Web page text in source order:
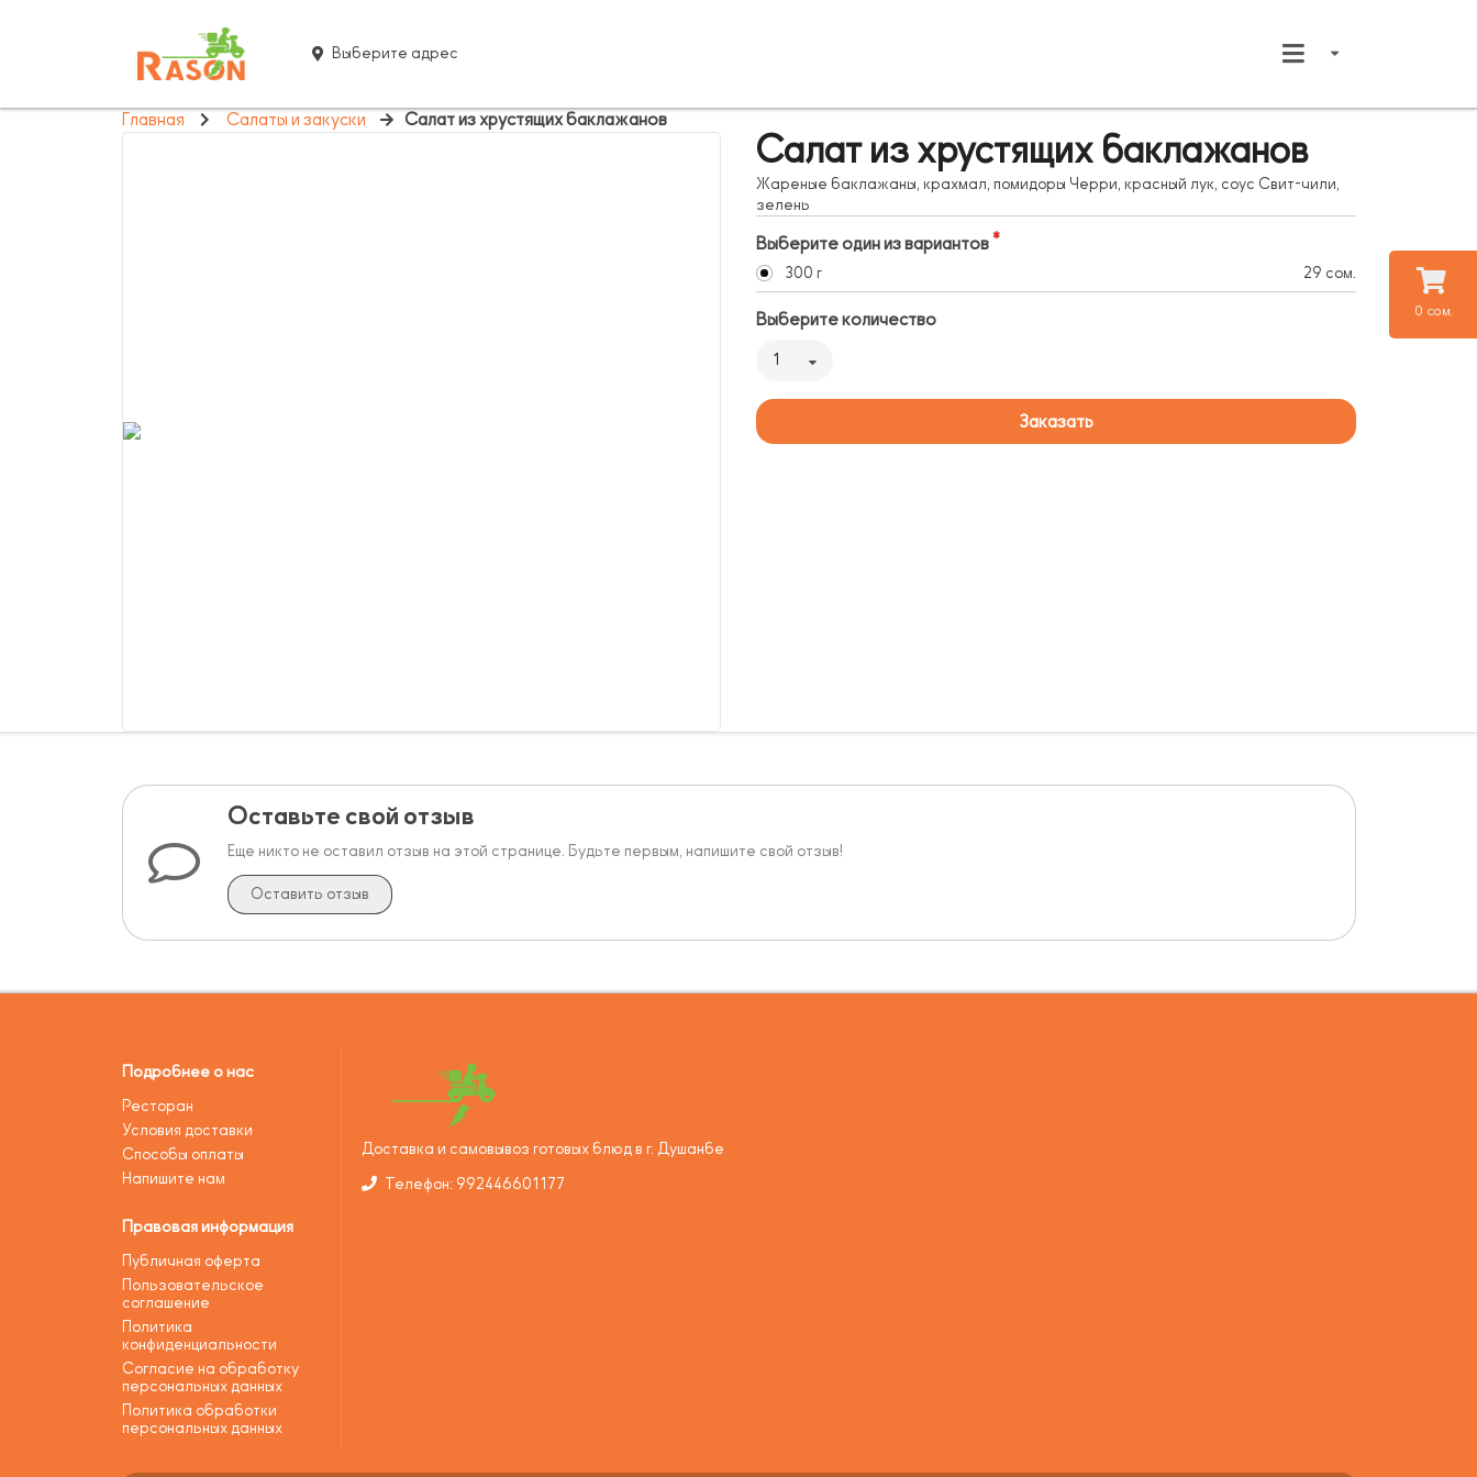
0 сом.
Выберите адрес
Главная Салаты и закуски Салат из хрустящих баклажанов
Салат из хрустящих баклажанов
Жареные баклажаны, крахмал, помидоры Черри, красный лук, соус Свит-чили,
зелень
Выберите один из вариантов
300 г 29 сом.
Выберите количество
1
Заказать
Оставьте свой отзыв
Еще никто не оставил отзыв на этой странице. Будьте первым, напишите свой отзыв!
Оставить отзыв
Подробнее о нас
Ресторан
Условия доставки
Способы оплаты
Напишите нам
Правовая информация
Публичная оферта
Пользовательское
соглашение
Политика
конфиденциальности
Согласие на обработку
персональных данных
Политика обработки
персональных данных
Доставка и самовывоз готовых блюд в г. Душанбе
Телефон: 992446601177